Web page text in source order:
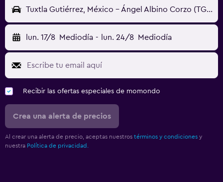
Tuxtla Gutiérrez, México - Ángel Albino Corzo (TGZ)
lun. 17/8 Mediodía - lun. 24/8 Mediodía
Recibir las ofertas especiales de momondo
Crea una alerta de precios
Al crear una alerta de precio, aceptas nuestros términos y condiciones y
nuestra Política de privacidad.